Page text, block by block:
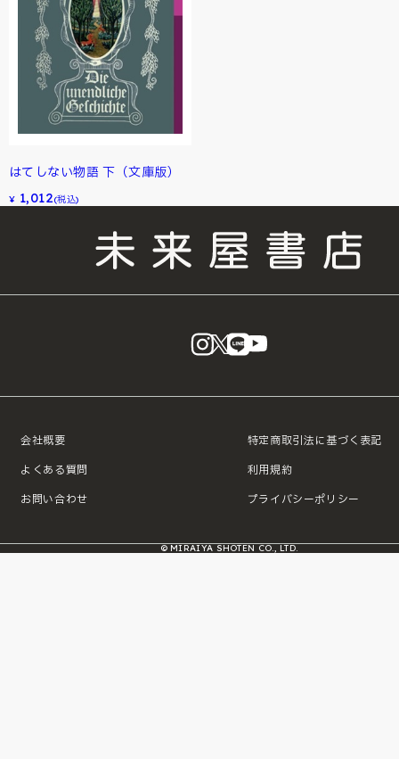
はてしない物語 下（文庫版）
¥ 1,012(税込)
instagram
X LINE
会社概要
よくある質問
お問い合わせ
特定商取引法に基づく表記
利用規約
プライバシーポリシー
© MIRAIYA SHOTEN CO., LTD.